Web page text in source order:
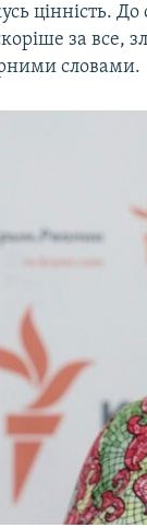
цінність.
за все,
словами.